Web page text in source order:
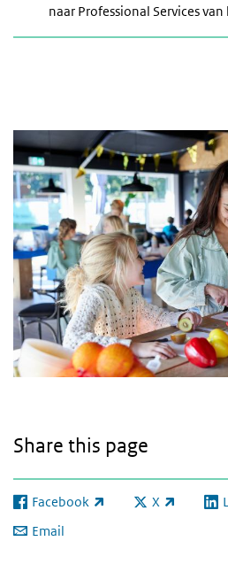
naar Professional Services van
Share this page
Facebook
(link is external) X
(link is external)
Email